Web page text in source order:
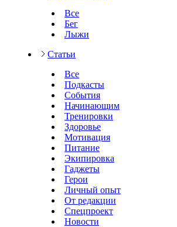
Все
Бег
Лыжи
Статьи
Все
Подкасты
События
Начинающим
Тренировки
Здоровье
Мотивация
Питание
Экипировка
Гаджеты
Герои
Личный опыт
От редакции
Спецпроект
Новости